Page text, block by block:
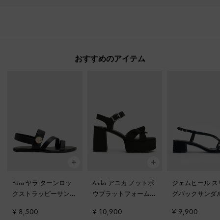
おすすめのアイテム
Yara ヤラ ターンロッ
クストラッピーサンダ
¥ 8,500
Anika アニカ ノットボ
ウプラットフォームサ
スチャー
¥ 10,900
ジェムヒール ス
グバックサンダ
¥ 9,900